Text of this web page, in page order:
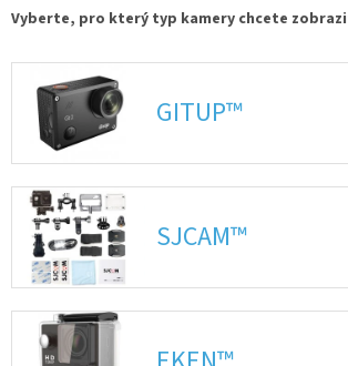
FIRMWARE
testy
Kontakty
Napište
nám
Hodnocení
obchodu
Autokamery
Vyberte, pro který typ kamery chcete
GITUP™
SJCAM™